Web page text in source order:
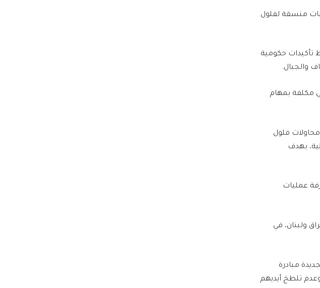
منسقة لفلول
تأكيدات حكومية
والجبال.
مكلفة بمهام
فلول
بهدف
عمليات
ولبنان، في
السورية الجديدة مبادرة
تلطخ أيديهم